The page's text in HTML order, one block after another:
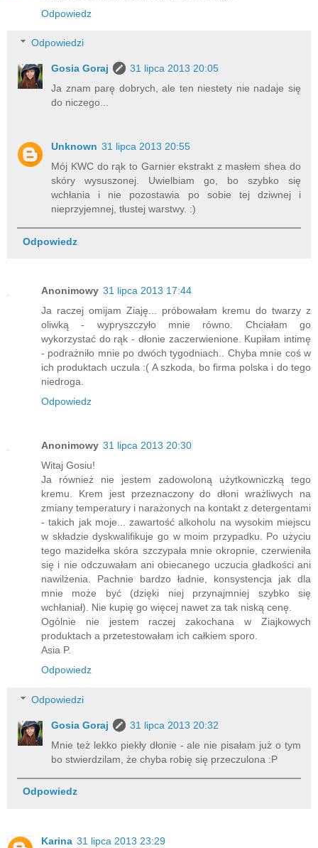
Odpowiedz
Odpowiedzi
Gosia Goraj
31 lipca 2013 20:05
Ja znam parę dobrych, ale ten niestety nie nadaje się
do niczego...
Unknown 31 lipca 2013 20:55
Mój KWC do rąk to Garnier ekstrakt z masłem shea do
skóry wysuszonej. Uwielbiam go, bo szybko się
wchłania i nie pozostawia po sobie tej dziwnej i
nieprzyjemnej, tłustej warstwy. :)
Odpowiedz
Anonimowy 31 lipca 2013 17:44
Ja raczej omijam Ziaję... próbowałam kremu do twarzy z
oliwką - wypryszczyło mnie równo. Chciałam go
wykorzystać do rąk - dłonie zaczerwienione. Kupiłam intimę
- podrażniło mnie po dwóch tygodniach.. Chyba mnie coś w
ich produktach uczula :( A szkoda, bo firma polska i do tego
niedroga.
Odpowiedz
Anonimowy 31 lipca 2013 20:30
Witaj Gosiu!
Ja również nie jestem zadowoloną użytkowniczką tego
kremu. Krem jest przeznaczony do dłoni wrażliwych na
zmiany temperatury i narażonych na kontakt z detergentami
- takich jak moje... zawartość alkoholu na wysokim miejscu
w składzie dyskwalifikuje go w moim przypadku. Po użyciu
tego mazidełka skóra szczypała mnie okropnie, czerwieniła
się i nie odczuwałam ani obiecanego uczucia gładkości ani
nawilżenia. Pachnie bardzo ładnie, konsystencja jak dla
mnie może być (dzięki niej przynajmniej szybko się
wchłaniał). Nie kupię go więcej nawet za tak niską cenę.
Ogólnie nie jestem raczej zakochana w Ziajkowych
produktach a przetestowałam ich całkiem sporo.
Asia P.
Odpowiedz
Odpowiedzi
Gosia Goraj
31 lipca 2013 20:32
Mnie też lekko piekły dłonie - ale nie pisałam już o tym
bo stwierdzilam, że chyba robię się przeczulona :P
Odpowiedz
Karina 31 lipca 2013 23:29